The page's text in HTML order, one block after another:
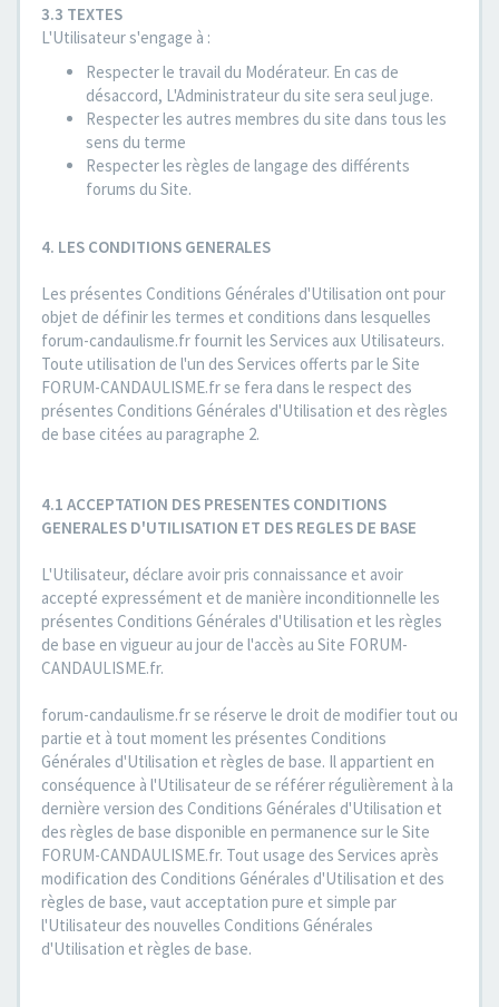
3.3 TEXTES
L'Utilisateur s'engage à :
Respecter le travail du Modérateur. En cas de
désaccord, L'Administrateur du site sera seul juge.
Respecter les autres membres du site dans tous les
sens du terme
Respecter les règles de langage des différents
forums du Site.
4. LES CONDITIONS GENERALES
Les présentes Conditions Générales d'Utilisation ont pour
objet de définir les termes et conditions dans lesquelles
forum-candaulisme.fr fournit les Services aux Utilisateurs.
Toute utilisation de l'un des Services offerts par le Site
FORUM-CANDAULISME.fr se fera dans le respect des
présentes Conditions Générales d'Utilisation et des règles
de base citées au paragraphe 2.
4.1 ACCEPTATION DES PRESENTES CONDITIONS
GENERALES D'UTILISATION ET DES REGLES DE BASE
L'Utilisateur, déclare avoir pris connaissance et avoir
accepté expressément et de manière inconditionnelle les
présentes Conditions Générales d'Utilisation et les règles
de base en vigueur au jour de l'accès au Site FORUM-
CANDAULISME.fr.
forum-candaulisme.fr se réserve le droit de modifier tout ou
partie et à tout moment les présentes Conditions
Générales d'Utilisation et règles de base. Il appartient en
conséquence à l'Utilisateur de se référer régulièrement à la
dernière version des Conditions Générales d'Utilisation et
des règles de base disponible en permanence sur le Site
FORUM-CANDAULISME.fr. Tout usage des Services après
modification des Conditions Générales d'Utilisation et des
règles de base, vaut acceptation pure et simple par
l'Utilisateur des nouvelles Conditions Générales
d'Utilisation et règles de base.